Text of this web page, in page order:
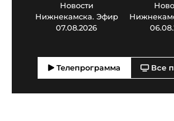
Новости
Нижнекамска. Эфир
07.08.2026
Телепрограмма Все